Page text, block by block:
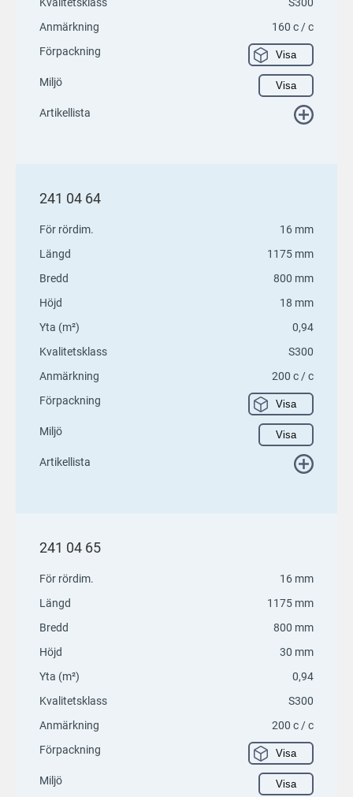
Anmärkning
160 c / c
Förpackning
Visa
Miljö Visa
Artikellista
241 04 64
För rördim.
16 mm
Längd
1175 mm
Bredd
800 mm
Höjd
18 mm
Yta (m²)
0,94
Kvalitetsklass
S300
Anmärkning
200 c / c
Förpackning
Visa
Miljö Visa
Artikellista
241 04 65
För rördim.
16 mm
Längd
1175 mm
Bredd
800 mm
Höjd
30 mm
Yta (m²)
0,94
Kvalitetsklass
S300
Anmärkning
200 c / c
Förpackning
Visa
Miljö Visa